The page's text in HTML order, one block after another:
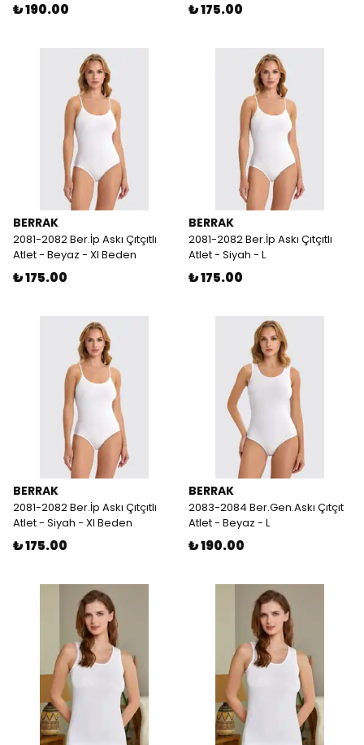
₺ 190.00 ₺ 175.00
BERRAK
2081-2082 Ber.İp Askı Çıtçıtlı
Atlet - Beyaz - Xl Beden
₺ 175.00
BERRAK
2081-2082 Ber.İp Askı Çıtçıtlı
Atlet - Siyah - L
₺ 175.00
BERRAK
2081-2082 Ber.İp Askı Çıtçıtlı
Atlet - Siyah - Xl Beden
₺ 175.00
BERRAK
2083-2084 Ber.Gen.Askı Çıtçıt
Atlet - Beyaz - L
₺ 190.00